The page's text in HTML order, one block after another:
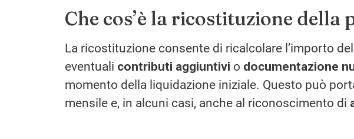
Che cos’è la ricostituzione della
La ricostituzione consente di ricalcolare l’importo
eventuali contributi aggiuntivi o documentazione
momento della liquidazione iniziale. Questo può
mensile e, in alcuni casi, anche al riconoscimento di